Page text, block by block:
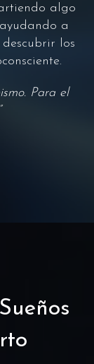
algo
a
los
Para el